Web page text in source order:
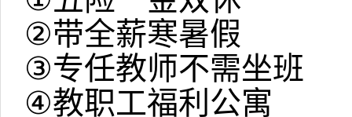
②带全薪寒暑假
③专任教师不需坐班
④教职工福利公寓